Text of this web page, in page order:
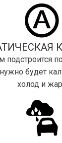
подстроится
будет
холод и